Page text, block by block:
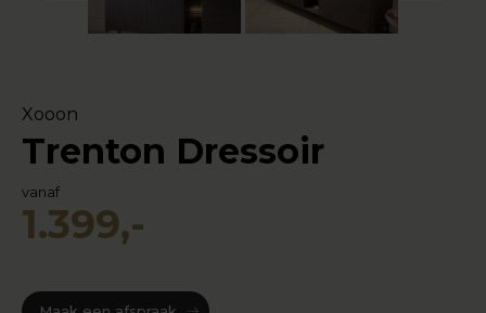
Xooon
Trenton Dressoir
vanaf
1.399,-